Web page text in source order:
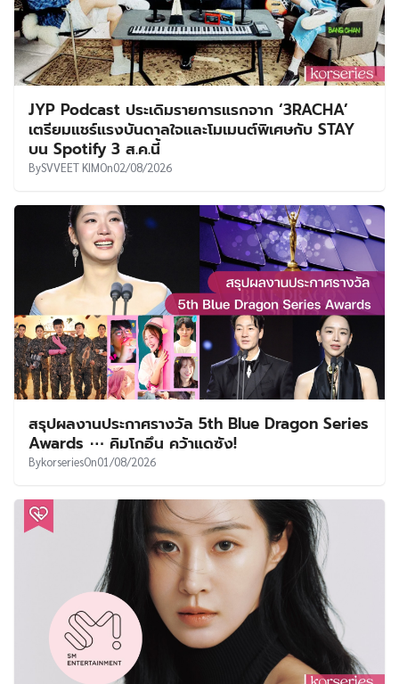
JYP Podcast ประเดิมรายการแรกจาก ‘3RACHA’
เตรียมแชร์แรงบันดาลใจและโมเมนต์พิเศษกับ STAY
บน Spotify 3 ส.ค.นี้
BySVVEET KIMOn02/08/2026
สรุปผลงานประกาศรางวัล 5th Blue Dragon Series
Awards ⋯ คิมโกอึน คว้าแดซัง!
BykorseriesOn01/08/2026